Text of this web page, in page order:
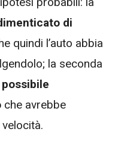
di
quindi l’auto abbia
la seconda
che avrebbe